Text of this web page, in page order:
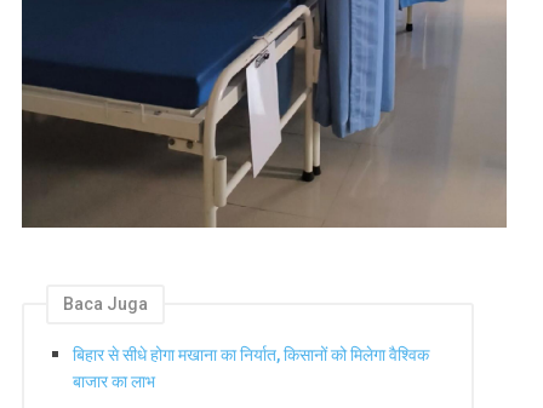
Baca Juga
बिहार से सीधे होगा मखाना का निर्यात, किसानों को मिलेगा वैश्विक
बाजार का लाभ